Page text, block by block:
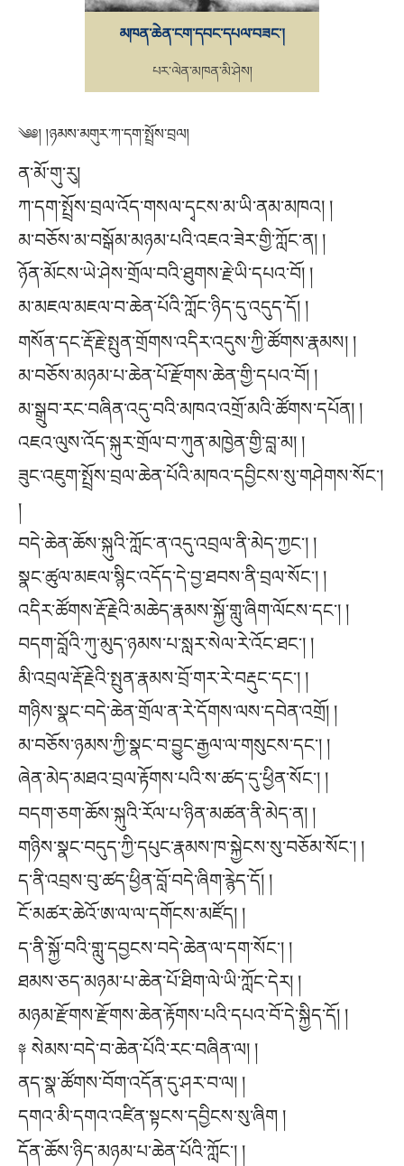
མཁན་ཆེན་ངག་དབང་དཔལ་བཟང་།
པར་ལེན་མཁན་མི་ཤེས།
༄༅། །ཉམས་མགུར་ཀ་དག་སྤྲོས་བྲལ།
ན་མོ་གུ་རུ།
ཀ་དག་སྤྲོས་བྲལ་འོད་གསལ་དྭངས་མ་ཡི་ནམ་མཁའ། །
མ་བཅོས་མ་བསྒོམ་མཉམ་པའི་འཇའ་ཟེར་གྱི་ཀློང་ན། །
ཉོན་མོངས་ཡེ་ཤེས་གྲོལ་བའི་ཐུགས་རྗེ་ཡི་དཔའ་བོ། །
མ་མཇལ་མཇལ་བ་ཆེན་པོའི་ཀློང་ཉིད་དུ་འདུད་དོ། །
གསོན་དང་རྡོ་རྗེ་སྤུན་གྲོགས་འདིར་འདུས་ཀྱི་ཚོགས་རྣམས། །
མ་བཅོས་མཉམ་པ་ཆེན་པོ་རྫོགས་ཆེན་གྱི་དཔའ་བོ། །
མ་སྒྲུབ་རང་བཞིན་འདུ་བའི་མཁའ་འགྲོ་མའི་ཚོགས་དཔོན། །
འཇའ་ལུས་འོད་སྐུར་གྲོལ་བ་ཀུན་མཁྱེན་གྱི་བླ་མ། །
ཟུང་འཇུག་སྤྲོས་བྲལ་ཆེན་པོའི་མཁའ་དབྱིངས་སུ་གཤེགས་སོང༌།
།
བདེ་ཆེན་ཆོས་སྐུའི་ཀློང་ན་འདུ་འབྲལ་ནི་མེད་ཀྱང༌། །
སྣང་ཚུལ་མཇལ་སྙིང་འདོད་དེ་བྱ་ཐབས་ནི་བྲལ་སོང༌། །
འདིར་ཚོགས་རྡོ་རྗེའི་མཆེད་རྣམས་སྐྱོ་གླུ་ཞིག་ལོངས་དང༌། །
བདག་བློའི་ཀུ་མུད་ཉམས་པ་སླར་སེལ་རེ་འོང་ཐང༌། །
མི་འབྲལ་རྡོ་རྗེའི་སྤུན་རྣམས་བྲོ་གར་རེ་བརྡུང་དང༌། །
གཉིས་སྣང་བདེ་ཆེན་གྲོལ་ན་རེ་དོགས་ལས་དབེན་འགྲོ། །
མ་བཅོས་ཉམས་ཀྱི་སྣང་བ་བྱུང་རྒྱལ་ལ་གསུངས་དང༌། །
ཞེན་མེད་མཐའ་བྲལ་རྟོགས་པའི་ས་ཚད་དུ་ཕྱིན་སོང༌། །
བདག་ཅག་ཆོས་སྐུའི་རོལ་པ་ཉིན་མཚན་ནི་མེད་ན། །
གཉིས་སྣང་བདུད་ཀྱི་དཔུང་རྣམས་ཁ་སྐྱེངས་སུ་བཅོམ་སོང༌། །
ད་ནི་འབྲས་བུ་ཚད་ཕྱིན་བློ་བདེ་ཞིག་རྙེད་དོ། །
ངོ་མཚར་ཆེའོ་ཨ་ལ་ལ་དགོངས་མཛོད། །
ད་ནི་སྐྱོ་བའི་གླུ་དབྱངས་བདེ་ཆེན་ལ་དག་སོང༌། །
ཐམས་ཅད་མཉམ་པ་ཆེན་པོ་ཐིག་ལེ་ཡི་ཀློང་དེར། །
མཉམ་རྫོགས་རྫོགས་ཆེན་རྟོགས་པའི་དཔའ་བོ་དེ་སྐྱིད་དོ། །
༈ སེམས་བདེ་བ་ཆེན་པོའི་རང་བཞིན་ལ། །
ནད་སྣ་ཚོགས་བོག་འདོན་དུ་ཤར་བ་ལ། །
དགའ་མི་དགའ་འཛིན་སྟངས་དབྱིངས་སུ་ཞིག །
དོན་ཆོས་ཉིད་མཉམ་པ་ཆེན་པོའི་ཀློང༌། །